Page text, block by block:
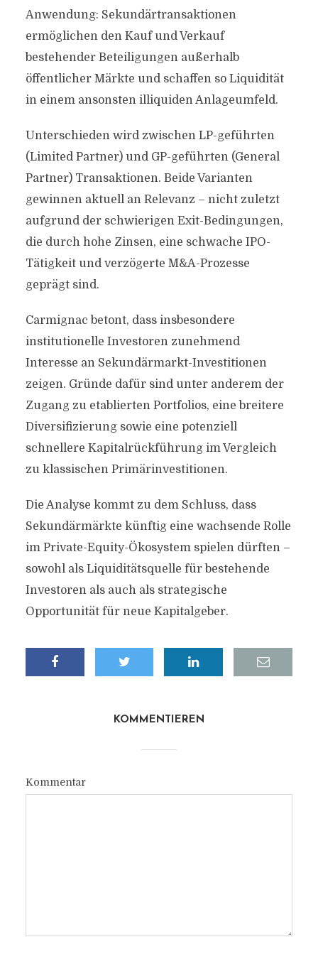
Anwendung: Sekundärtransaktionen
ermöglichen den Kauf und Verkauf
bestehender Beteiligungen außerhalb
öffentlicher Märkte und schaffen so Liquidität
in einem ansonsten illiquiden Anlageumfeld.
Unterschieden wird zwischen LP-geführten
(Limited Partner) und GP-geführten (General
Partner) Transaktionen. Beide Varianten
gewinnen aktuell an Relevanz – nicht zuletzt
aufgrund der schwierigen Exit-Bedingungen,
die durch hohe Zinsen, eine schwache IPO-
Tätigkeit und verzögerte M&A-Prozesse
geprägt sind.
Carmignac betont, dass insbesondere
institutionelle Investoren zunehmend
Interesse an Sekundärmarkt-Investitionen
zeigen. Gründe dafür sind unter anderem der
Zugang zu etablierten Portfolios, eine breitere
Diversifizierung sowie eine potenziell
schnellere Kapitalrückführung im Vergleich
zu klassischen Primärinvestitionen.
Die Analyse kommt zu dem Schluss, dass
Sekundärmärkte künftig eine wachsende Rolle
im Private-Equity-Ökosystem spielen dürften –
sowohl als Liquiditätsquelle für bestehende
Investoren als auch als strategische
Opportunität für neue Kapitalgeber.
KOMMENTIEREN
Kommentar